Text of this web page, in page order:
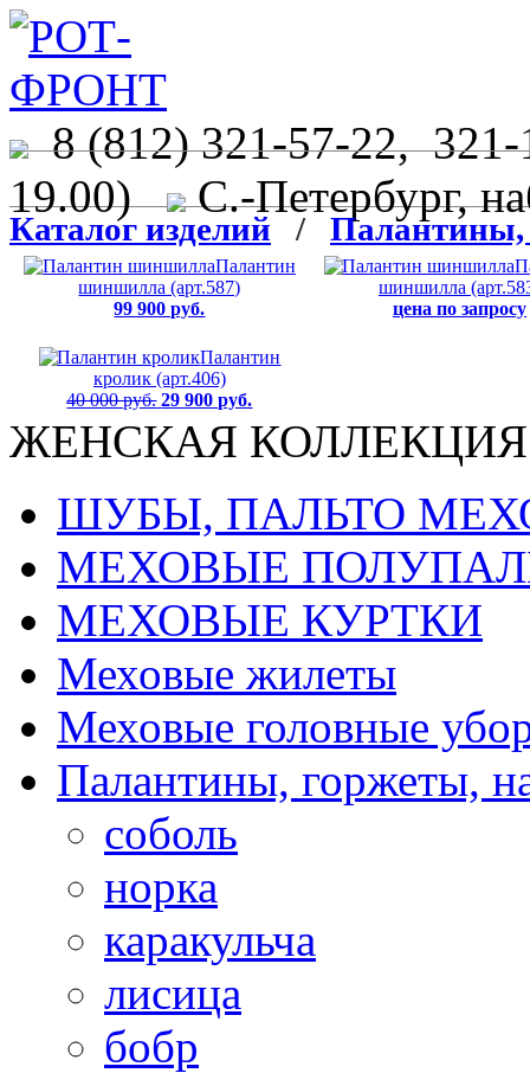
8 (812) 321-57-22,
19.00) С.-Петербург,
Каталог изделий / Палантины,
Палантин
шиншилла (арт.587)
99 900 руб.
шиншилла
цена по запросу
Палантин
кролик (арт.406)
40 000 руб. 29 900 руб.
ЖЕНСКАЯ КОЛЛЕКЦИЯ
ШУБЫ, ПАЛЬТО
МЕХОВЫЕ
МЕХОВЫЕ КУРТКИ
Меховые жилеты
Меховые головные
Палантины, горжеты,
соболь
норка
каракульча
лисица
бобр